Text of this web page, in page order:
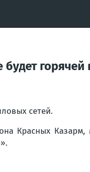
горячей
сетей.
Красных